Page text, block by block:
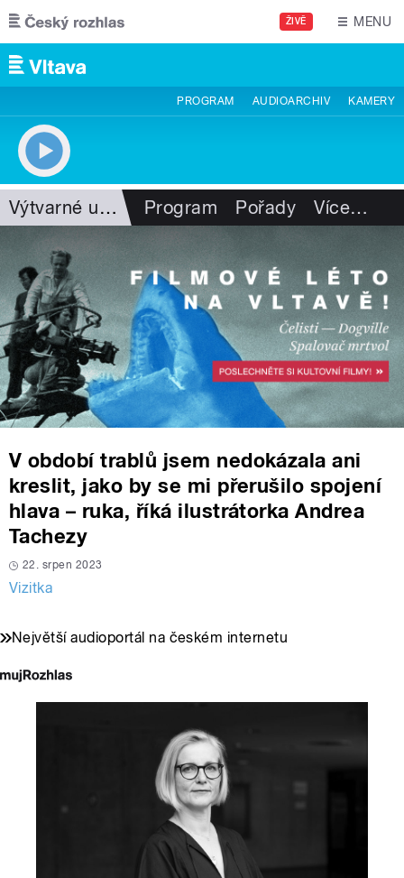
Přejít k hlavnímu obsahu
ŽIVĚ MENU
PROGRAM AUDIOARCHIV KAMERY
Výtvarné umění Program Pořady Více…
V období trablů jsem nedokázala ani
kreslit, jako by se mi přerušilo spojení
hlava – ruka, říká ilustrátorka Andrea
Tachezy
22. srpen 2023
Vizitka
Největší audioportál na českém internetu